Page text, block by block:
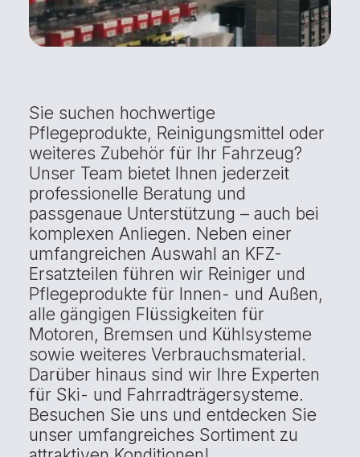
Sie suchen hochwertige
Pflegeprodukte, Reinigungsmittel oder
weiteres Zubehör für Ihr Fahrzeug?
Unser Team bietet Ihnen jederzeit
professionelle Beratung und
passgenaue Unterstützung – auch bei
komplexen Anliegen. Neben einer
umfangreichen Auswahl an KFZ-
Ersatzteilen führen wir Reiniger und
Pflegeprodukte für Innen- und Außen,
alle gängigen Flüssigkeiten für
Motoren, Bremsen und Kühlsysteme
sowie weiteres Verbrauchsmaterial.
Darüber hinaus sind wir Ihre Experten
für Ski- und Fahrradträgersysteme.
Besuchen Sie uns und entdecken Sie
unser umfangreiches Sortiment zu